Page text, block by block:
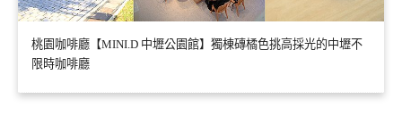
桃園咖啡廳【MINI.D 中壢公園館】獨棟磚橘色挑高採光的中壢不
限時咖啡廳